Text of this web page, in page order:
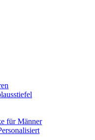
für Männer